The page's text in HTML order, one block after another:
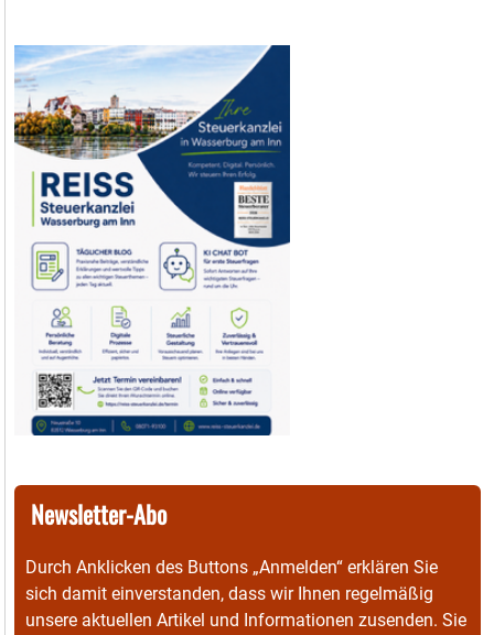
Newsletter-Abo
Durch Anklicken des Buttons „Anmelden“ erklären Sie
sich damit einverstanden, dass wir Ihnen regelmäßig
unsere aktuellen Artikel und Informationen zusenden. Sie